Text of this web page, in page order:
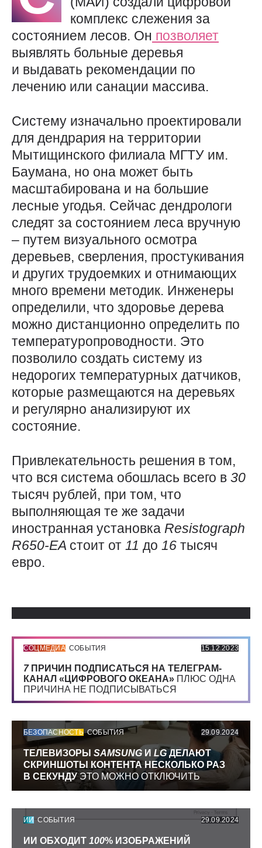
комплекс слежения за
состоянием лесов. Он позволяет
выявлять больные деревья
и выдавать рекомендации по
лечению или санации массива.
Систему изначально проектировали
для дендрария на территории
Мытищинского филиала МГТУ им.
Баумана, но она может быть
масштабирована и на большие
лесные угодья. Сейчас дендрологи
следят за состоянием леса вручную
– путем визуального осмотра
деревьев, сверления, простукивания
и других трудоемких и отнимающих
много времени методик. Инженеры
определили, что здоровье дерева
можно дистанционно определить по
температуропроводности. Это
позволило создать систему из
недорогих температурных датчиков,
которые размещаются на деревьях
и регулярно анализируют их
состояние.
Привлекательность решения в том,
что вся система обошлась всего в 30
тысяч рублей, при том, что
выполняющая те же задачи
иностранная установка Resistograph
R650-EA стоит от 11 до 16 тысяч
евро.
СОЦМЕДИА СОБЫТИЯ 15.12.2023
7 ПРИЧИН ПОДПИСАТЬСЯ НА ТЕЛЕГРАМ-
КАНАЛ «ЦИФРОВОГО ОКЕАНА» ПЛЮС ОДНА
ПРИЧИНА НЕ ПОДПИСЫВАТЬСЯ
БЕЗОПАСНОСТЬ СОБЫТИЯ 29.09.2024
ТЕЛЕВИЗОРЫ SAMSUNG И LGДЕЛАЮТ
СКРИНШОТЫ КОНТЕНТА НЕСКОЛЬКО РАЗ
В СЕКУНДУЭТО МОЖНО ОТКЛЮЧИТЬ
ИИ СОБЫТИЯ 29.09.2024
ИИ ОБХОДИТ 100% ИЗОБРАЖЕНИЙ